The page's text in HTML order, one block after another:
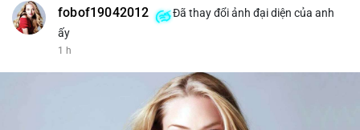
fobof19042012
Đã thay đổi ảnh đại diện của anh
ấy
1 h